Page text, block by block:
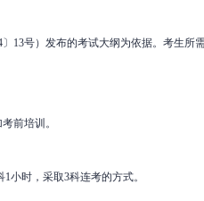
13号）发布的考试大纲为依据。考生所
前培训。
小时，采取3科连考的方式。